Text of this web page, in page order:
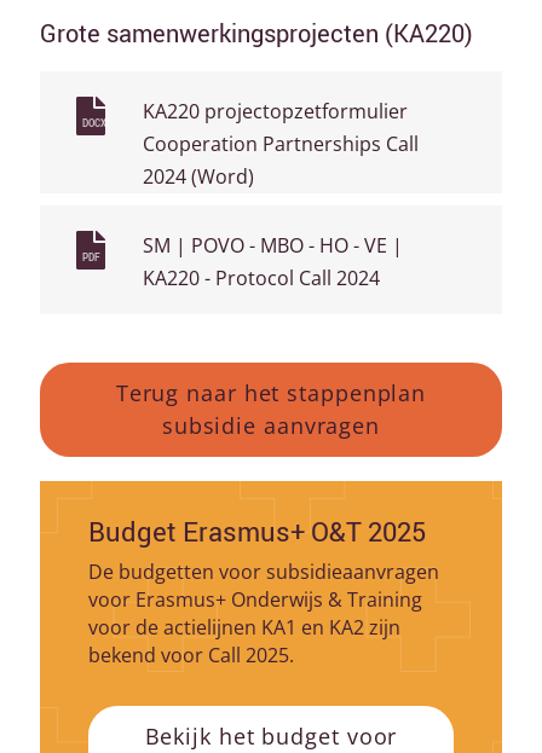
Budget Erasmus+ O&T 2025
De budgetten voor subsidieaanvragen
voor Erasmus+ Onderwijs & Training
voor de actielijnen KA1 en KA2 zijn
bekend voor Call 2025.
Bekijk het budget voor
Grote samenwerkingsprojecten (KA220)
DOCX
KA220 projectopzetformulier
Cooperation Partnerships Call
2024 (Word)
PDF
SM | POVO - MBO - HO - VE |
KA220 - Protocol Call 2024
Terug naar het stappenplan
subsidie aanvragen